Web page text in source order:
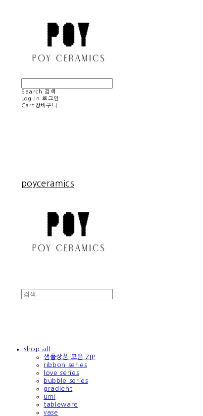
Search
검색
Log In 로그인
Cart 장바구니
poyceramics
shop all
샘플상품 모음 ZIP
ribbon series
love series
bubble series
gradient
umi
tableware
vase